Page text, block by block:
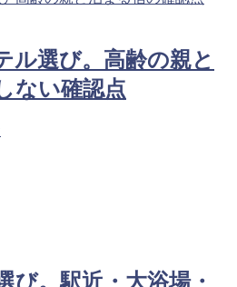
ル選び。高齢の親と
ない確認点
び。駅近・大浴場・